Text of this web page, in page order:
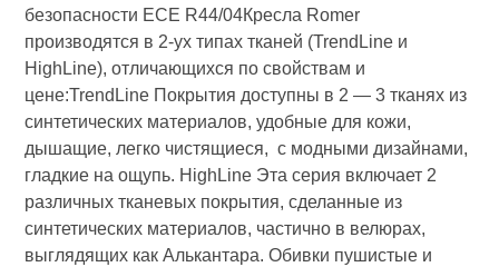
безопасности ЕСЕ R44/04Кресла Romer
производятся в 2-ух типах тканей (TrendLine и
HighLine), отличающихся по свойствам и
цене:TrendLine Покрытия доступны в 2 — 3 тканях из
синтетических материалов, удобные для кожи,
дышащие, легко чистящиеся, с модными дизайнами,
гладкие на ощупь. HighLine Эта серия включает 2
различных тканевых покрытия, сделанные из
синтетических материалов, частично в велюрах,
выглядящих как Алькантара. Обивки пушистые и